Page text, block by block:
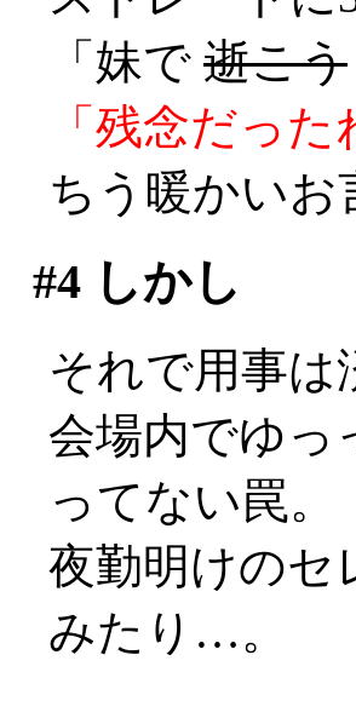
「妹で 逝こう
「残念だっ
ちう暖かいお
#4しかし
それで用事は
会場内でゆっ
ってない罠。
夜勤明けのセ
みたり…。